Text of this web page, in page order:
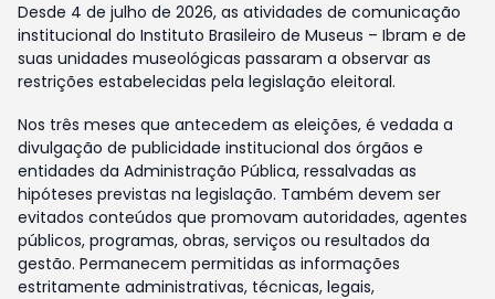
Desde 4 de julho de 2026, as atividades de comunicação
institucional do Instituto Brasileiro de Museus – Ibram e de
suas unidades museológicas passaram a observar as
restrições estabelecidas pela legislação eleitoral.
Nos três meses que antecedem as eleições, é vedada a
divulgação de publicidade institucional dos órgãos e
entidades da Administração Pública, ressalvadas as
hipóteses previstas na legislação. Também devem ser
evitados conteúdos que promovam autoridades, agentes
públicos, programas, obras, serviços ou resultados da
gestão. Permanecem permitidas as informações
estritamente administrativas, técnicas, legais,